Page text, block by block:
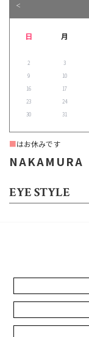
NAKAMURA
＜
日 月
2
3
9
10
16
17
23
24
30
31
■はお休みです
EYE STYLE